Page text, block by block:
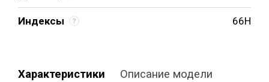
Индексы 66H
Характеристики Описание модели